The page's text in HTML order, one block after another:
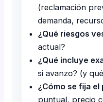
(reclamación
demanda,
¿Qué riesgos
actual?
¿Qué incluye
si avanzo? (y
¿Cómo se fija el
puntual, precio